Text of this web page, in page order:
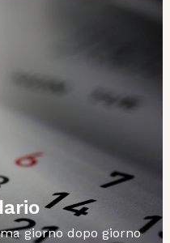
giorno dopo giorno